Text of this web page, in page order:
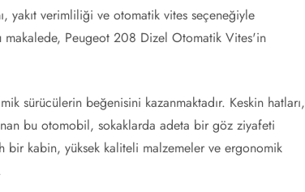
yakıt verimliliği ve otomatik vites seçeneğiyle
makalede, Peugeot 208 Dizel Otomatik Vites'in
sürücülerin beğenisini kazanmaktadır. Keskin hatları,
bu otomobil, sokaklarda adeta bir göz ziyafeti
bir kabin, yüksek kaliteli malzemeler ve ergonomik